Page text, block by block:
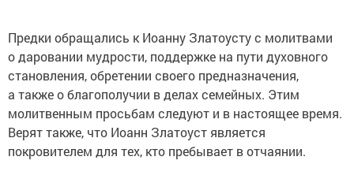
Предки обращались к Иоанну Златоусту с молитвами
о даровании мудрости, поддержке на пути духовного
становления, обретении своего предназначения,
а также о благополучии в делах семейных. Этим
молитвенным просьбам следуют и в настоящее время.
Верят также, что Иоанн Златоуст является
покровителем для тех, кто пребывает в отчаянии.